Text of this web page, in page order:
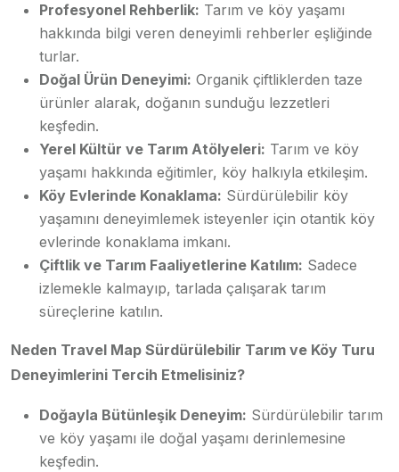
Profesyonel Rehberlik: Tarım ve köy yaşamı
hakkında bilgi veren deneyimli rehberler eşliğinde
turlar.
Doğal Ürün Deneyimi: Organik çiftliklerden taze
ürünler alarak, doğanın sunduğu lezzetleri
keşfedin.
Yerel Kültür ve Tarım Atölyeleri: Tarım ve köy
yaşamı hakkında eğitimler, köy halkıyla etkileşim.
Köy Evlerinde Konaklama: Sürdürülebilir köy
yaşamını deneyimlemek isteyenler için otantik köy
evlerinde konaklama imkanı.
Çiftlik ve Tarım Faaliyetlerine Katılım: Sadece
izlemekle kalmayıp, tarlada çalışarak tarım
süreçlerine katılın.
Neden Travel Map Sürdürülebilir Tarım ve Köy Turu
Deneyimlerini Tercih Etmelisiniz?
Doğayla Bütünleşik Deneyim: Sürdürülebilir tarım
ve köy yaşamı ile doğal yaşamı derinlemesine
keşfedin.